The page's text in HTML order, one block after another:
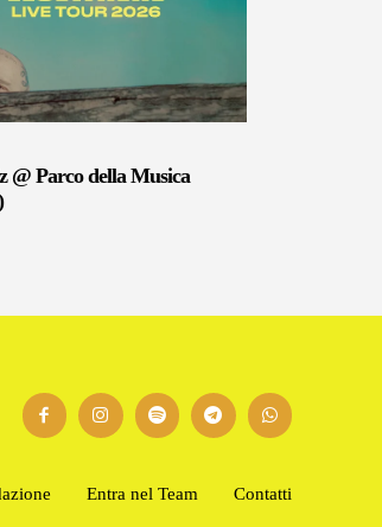
@ Parco della Musica
Entra nel Team Contatti